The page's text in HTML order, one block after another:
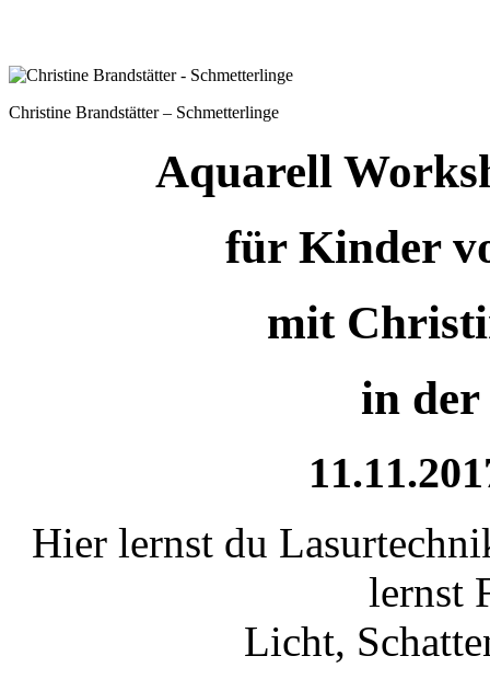
Christine Brandstätter – Schmetterlinge
Aquarell
für Kinder
mit
in
Hier lernst du
lernst
Licht,